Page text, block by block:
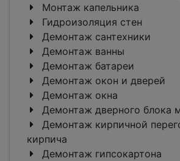
Монтаж капельника
Гидроизоляция стен
Демонтаж сантехники
Демонтаж ванны
Демонтаж батареи
Демонтаж окон и дверей
Демонтаж окна
Демонтаж дверного блока
Демонтаж кирпичной
кирпича
Демонтаж гипсокартона